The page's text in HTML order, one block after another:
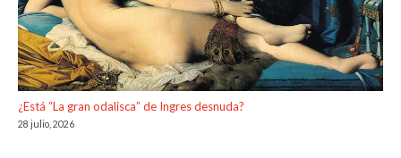
¿Está “La gran odalisca” de Ingres desnuda?
28 julio, 2026